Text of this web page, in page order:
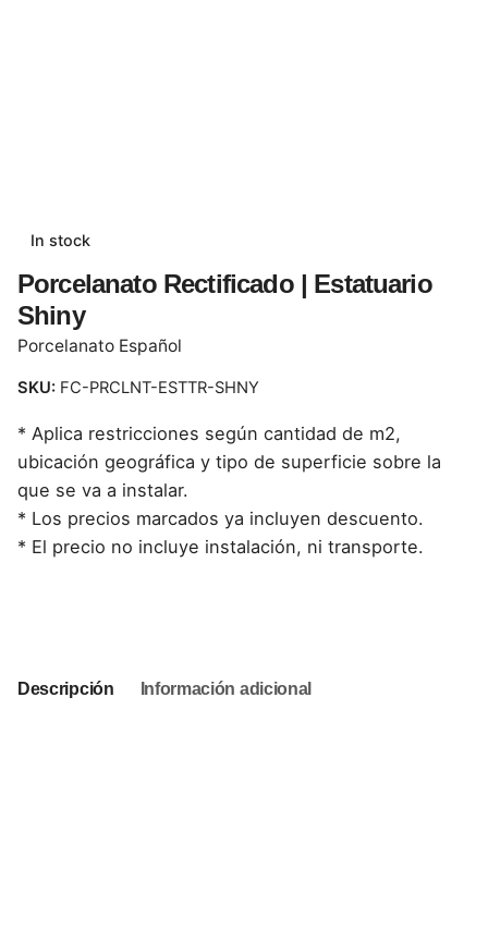
In stock
Porcelanato Rectificado | Estatuario
Shiny
Porcelanato Español
SKU: FC-PRCLNT-ESTTR-SHNY
* Aplica restricciones según cantidad de m2,
ubicación geográfica y tipo de superficie sobre la
que se va a instalar.
* Los precios marcados ya incluyen descuento.
* El precio no incluye instalación, ni transporte.
Descripción Información adicional